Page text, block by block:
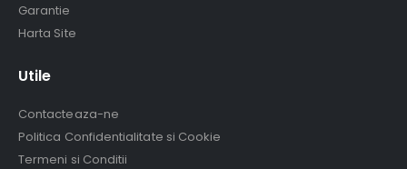
Garantie
Harta Site
Utile
Contacteaza-ne
Politica Confidentialitate si Cookie
Termeni si Conditii